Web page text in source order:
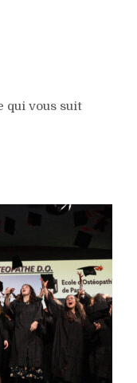
qui vous suit